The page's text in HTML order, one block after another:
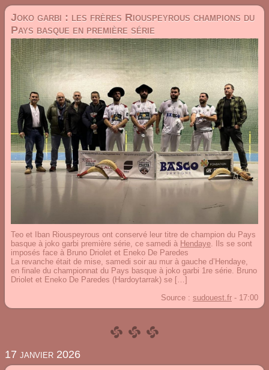
Joko garbi : les frères Riouspeyrous champions du
Pays basque en première série
Teo et Iban Riouspeyrous ont conservé leur titre de champion du Pays
basque à joko garbi première série, ce samedi à Hendaye . Ils se sont
imposés face à Bruno Driolet et Eneko De Paredes
La revanche était de mise, samedi soir au mur à gauche d’Hendaye,
en finale du championnat du Pays basque à joko garbi 1re série. Bruno
Driolet et Eneko De Paredes (Hardoytarrak) se […]
Source : sudouest.fr - 17:00
17 janvier 2026